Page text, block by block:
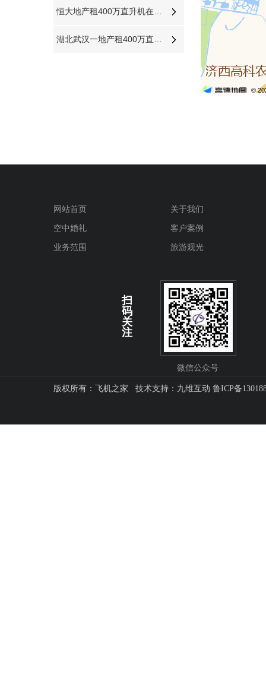
网站首页
关于我们
空中婚礼
客户案例
业务范围
旅游观光
扫
码
关
注
微信公众号
版权所有：飞机之家 技术支持： 九维互动 鲁ICP备